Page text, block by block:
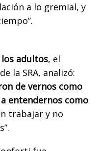
a lo gremial, y
adultos, el
la SRA, analizó:
de vernos como
entendernos como
trabajar y no